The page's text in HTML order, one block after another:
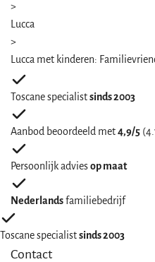
>
Lucca
>
Lucca met kinderen:
Toscane specialistsinds 2003
Aanbod beoordeeld met4,9/5
Persoonlijk adviesop maat
Nederlandsfamiliebedrijf
Toscane specialistsinds 2003
Contact